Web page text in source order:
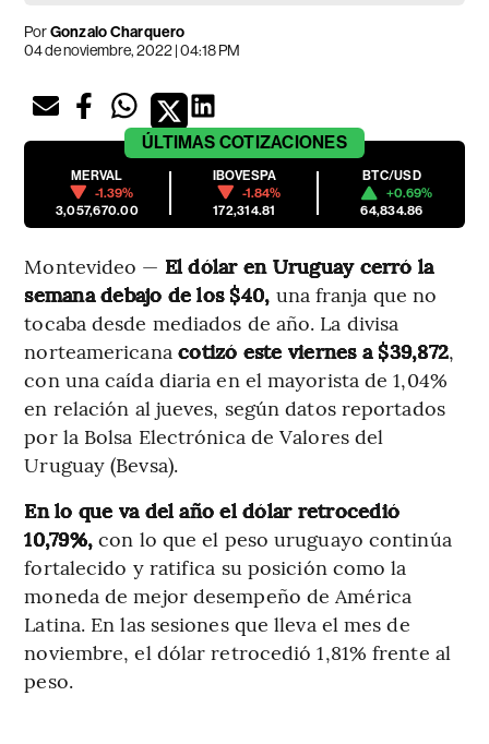
PorGonzalo Charquero
04 de noviembre, 2022 | 04:18 PM
ÚLTIMAS COTIZACIONES
MERVAL
-1.39%
3,057,670.00
IBOVESPA
-1.84%
172,314.81
BTC/USD
+0.69%
64,834.86
Montevideo — El dólar en Uruguay cerró la
semana debajo de los $40, una franja que no
tocaba desde mediados de año. La divisa
norteamericana cotizó este viernes a $39,872,
con una caída diaria en el mayorista de 1,04%
en relación al jueves, según datos reportados
por la Bolsa Electrónica de Valores del
Uruguay (Bevsa).
En lo que va del año el dólar retrocedió
10,79%, con lo que el peso uruguayo continúa
fortalecido y ratifica su posición como la
moneda de mejor desempeño de América
Latina. En las sesiones que lleva el mes de
noviembre, el dólar retrocedió 1,81% frente al
peso.